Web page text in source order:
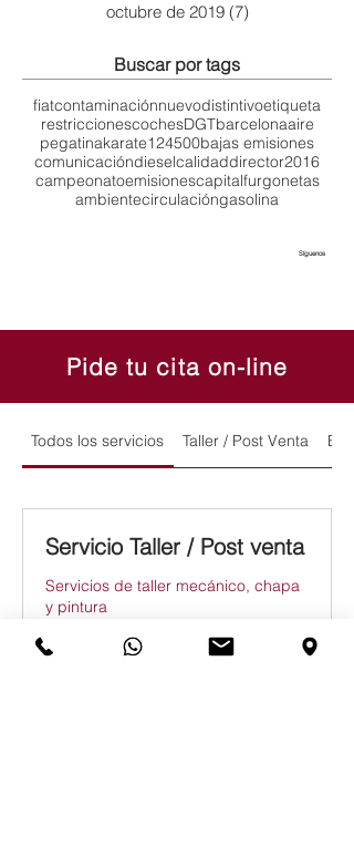
octubre de 2019 (7)7 entradas
Buscar por tags
Síguenos
fiatcontaminaciónnuevodistintivoetiqueta
restriccionescochesDGTbarcelonaaire
pegatinakarate124500bajas emisiones
comunicacióndieselcalidaddirector2016
campeonatoemisionescapitalfurgonetas
ambientecirculacióngasolina
Todos los servicios Taller / Post Venta
Servicio Taller / Post venta
Servicios de taller mecánico, chapa
y pintura
Pide tu cita on-line